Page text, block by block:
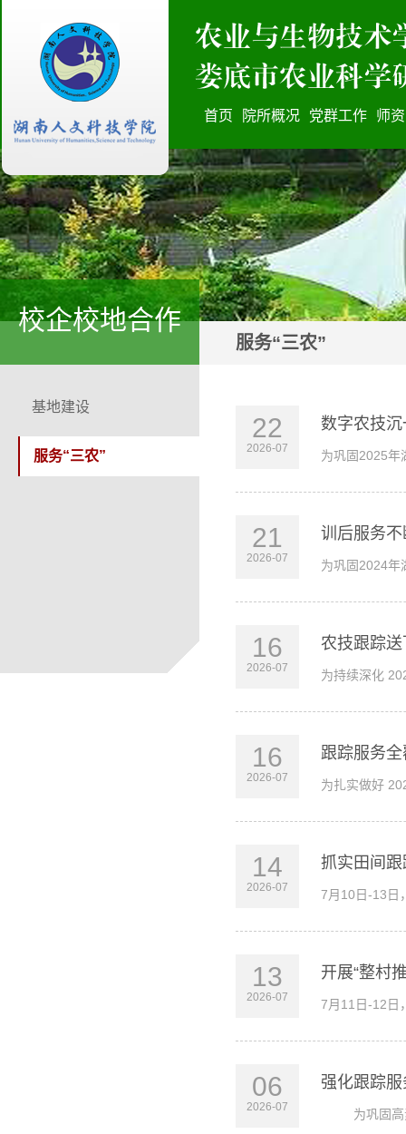
首页 院所概况 党群工作 师
校企校地合作
服务“三农”
基地建设
服务“三农”
22
2026-07
数字农技
为巩固2025年
21
2026-07
训后服务
为巩固2024年
16
2026-07
农技跟踪
为持续深化
16
2026-07
跟踪服务
为扎实做好
14
2026-07
抓实田间
7月10日‑13日
13
2026-07
开展“整村
7月11日-12日
06
2026-07
强化跟踪
为巩固高素